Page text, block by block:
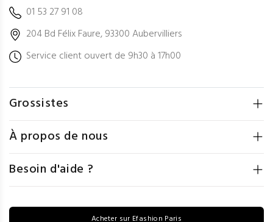
01 53 27 91 08
204 Bd Félix Faure, 93300 Aubervilliers
Service client ouvert de 9h30 à 17h00
Grossistes
À propos de nous
Besoin d'aide ?
Acheter sur Efashion Paris